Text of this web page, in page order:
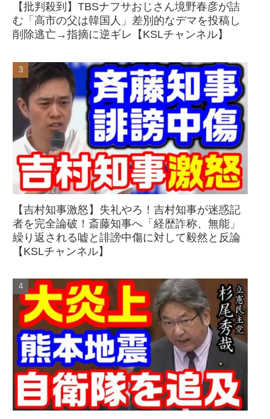
【批判殺到】TBSナフサおじさん境野春彦が詰
む「高市の父は韓国人」差別的なデマを投稿し
削除逃亡→指摘に逆ギレ【KSLチャンネル】
【吉村知事激怒】失礼やろ！吉村知事が迷惑記
者を完全論破！斎藤知事へ「経歴詐称、無能」
繰り返される嘘と誹謗中傷に対して毅然と反論
【KSLチャンネル】